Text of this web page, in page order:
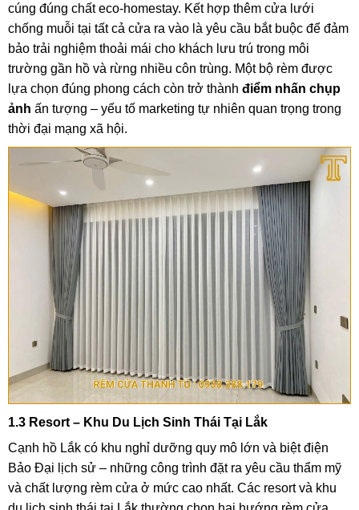
cúng đúng chất eco-homestay. Kết hợp thêm cửa lưới
chống muỗi tại tất cả cửa ra vào là yêu cầu bắt buộc để đảm
bảo trải nghiệm thoải mái cho khách lưu trú trong môi
trường gần hồ và rừng nhiều côn trùng. Một bộ rèm được
lựa chọn đúng phong cách còn trở thành điểm nhấn chụp
ảnh ấn tượng – yếu tố marketing tự nhiên quan trọng trong
thời đại mạng xã hội.
1.3 Resort – Khu Du Lịch Sinh Thái Tại Lắk
Cạnh hồ Lắk có khu nghỉ dưỡng quy mô lớn và biệt điện
Bảo Đại lịch sử – những công trình đặt ra yêu cầu thẩm mỹ
và chất lượng rèm cửa ở mức cao nhất. Các resort và khu